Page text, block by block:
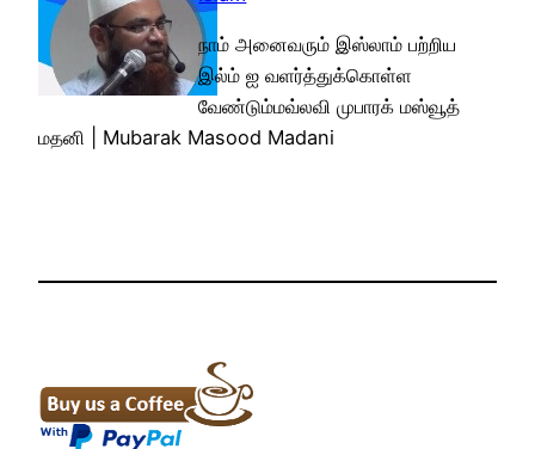
நாம் அனைவரும் இஸ்லாம் பற்றிய
இல்ம் ஐ வளர்த்துக்கொள்ள
வேண்டும்மவ்லவி முபாரக் மஸ்வூத்
மதனி | Mubarak Masood Madani